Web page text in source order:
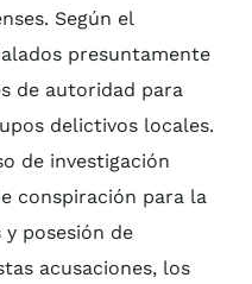
Según el
presuntamente
de autoridad para
delictivos locales.
de investigación
conspiración para la
posesión de
acusaciones, los